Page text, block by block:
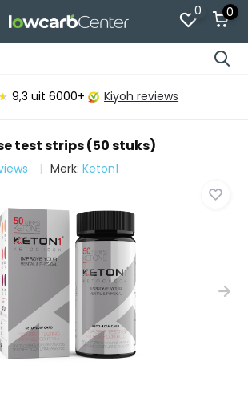
0 0
Voor 15:00 besteld, vandaag verzonden*
test strips (50 stuks)
Merk:Keton1